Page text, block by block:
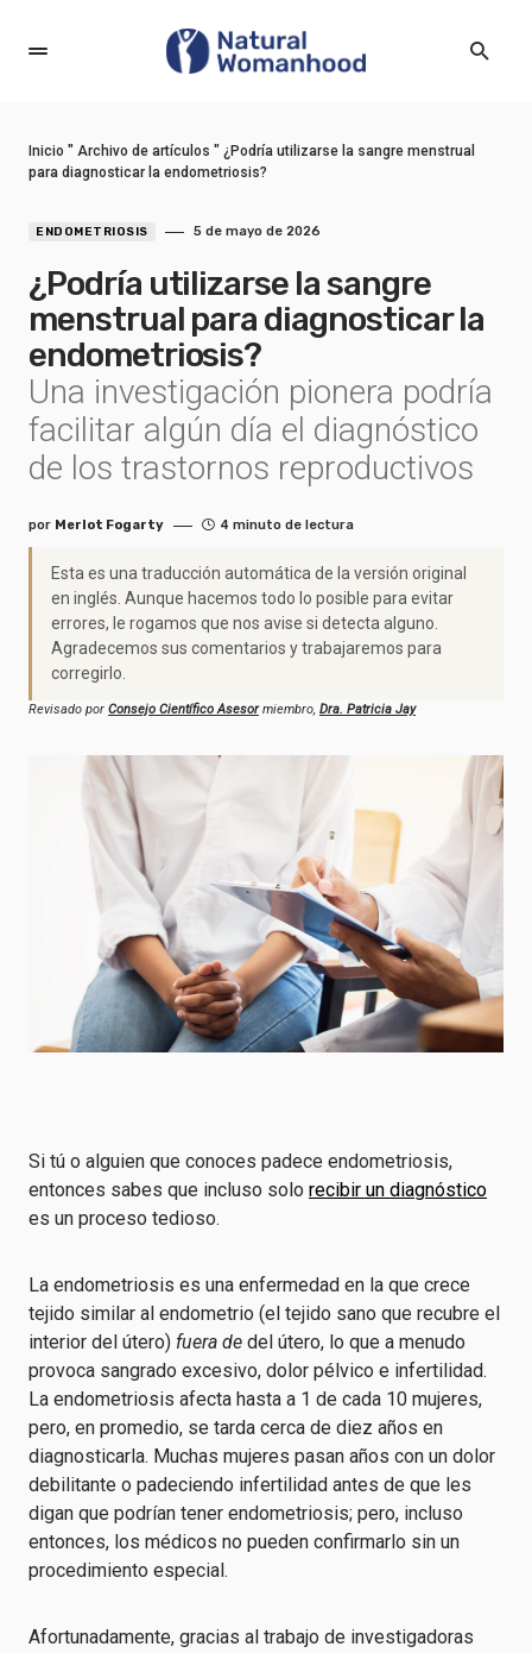
Inicio " Archivo de artículos " ¿Podría utilizarse la sangre menstrual
para diagnosticar la endometriosis?
ENDOMETRIOSIS 5 de mayo de 2026
¿Podría utilizarse la sangre
menstrual para diagnosticar la
endometriosis?
Una investigación pionera podría
facilitar algún día el diagnóstico
de los trastornos reproductivos
por Merlot Fogarty 4 minuto de lectura
Esta es una traducción automática de la versión original
en inglés. Aunque hacemos todo lo posible para evitar
errores, le rogamos que nos avise si detecta alguno.
Agradecemos sus comentarios y trabajaremos para
corregirlo.
Revisado por Consejo Científico Asesormiembro, Dra. Patricia Jay
Si tú o alguien que conoces padece endometriosis,
entonces sabes que incluso solo recibir un diagnóstico
es un proceso tedioso.
La endometriosis es una enfermedad en la que crece
tejido similar al endometrio (el tejido sano que recubre el
interior del útero) fuera de del útero, lo que a menudo
provoca sangrado excesivo, dolor pélvico e infertilidad.
La endometriosis afecta hasta a 1 de cada 10 mujeres,
pero, en promedio, se tarda cerca de diez años en
diagnosticarla. Muchas mujeres pasan años con un dolor
debilitante o padeciendo infertilidad antes de que les
digan que podrían tener endometriosis; pero, incluso
entonces, los médicos no pueden confirmarlo sin un
procedimiento especial.
Afortunadamente, gracias al trabajo de investigadoras